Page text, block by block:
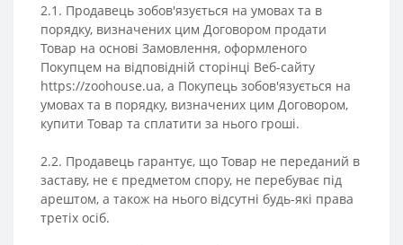
2.1. Продавець зобов'язується на умовах та в
порядку, визначених цим Договором продати
Товар на основі Замовлення, оформленого
Покупцем на відповідній сторінці Веб-сайту
https://zoohouse.ua, а Покупець зобов'язується на
умовах та в порядку, визначених цим Договором,
купити Товар та сплатити за нього гроші.
2.2. Продавець гарантує, що Товар не переданий в
заставу, не є предметом спору, не перебуває під
арештом, а також на нього відсутні будь-які права
третіх осіб.